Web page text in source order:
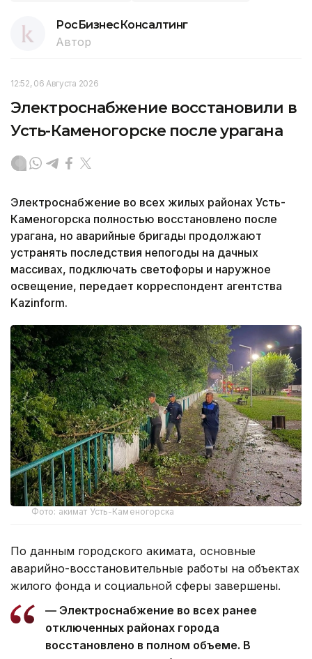
РосБизнесКонсалтинг
Автор
12:52, 06 Августа 2026
Электроснабжение восстановили в
Усть-Каменогорске после урагана
Электроснабжение во всех жилых районах Усть-
Каменогорска полностью восстановлено после
урагана, но аварийные бригады продолжают
устранять последствия непогоды на дачных
массивах, подключать светофоры и наружное
освещение, передает корреспондент агентства
Kazinform.
Фото: акимат Усть-Каменогорска
По данным городского акимата, основные
аварийно-восстановительные работы на объектах
жилого фонда и социальной сферы завершены.
— Электроснабжение во всех ранее
отключенных районах города
восстановлено в полном объеме. В